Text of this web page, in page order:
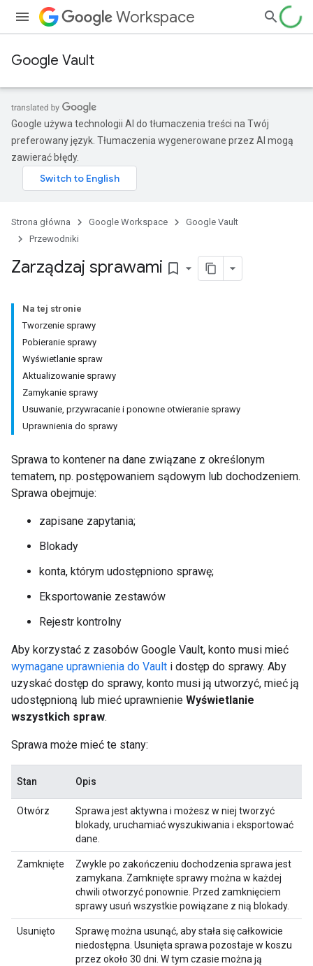
Workspace
Google Vault
Google używa technologii AI do tłumaczenia treści na Twój
preferowany język. Tłumaczenia wygenerowane przez AI mogą
zawierać błędy.
Strona główna Google Workspace
Google Vault
Przewodniki
Zarządzaj sprawami bookmark_border
Na tej stronie
Tworzenie sprawy
Pobieranie sprawy
Wyświetlanie spraw
Aktualizowanie sprawy
Zamykanie sprawy
Usuwanie, przywracanie i ponowne otwieranie sprawy
Uprawnienia do sprawy
Sprawa to kontener na dane związane z określonym
tematem, np. postępowaniem sądowym lub dochodzeniem.
Sprawa obejmuje:
zapisane zapytania;
Blokady
konta, którym udostępniono sprawę;
Eksportowanie zestawów
Rejestr kontrolny
Aby korzystać z zasobów Google Vault, konto musi mieć
wymagane uprawnienia do Vault i dostęp do sprawy. Aby
uzyskać dostęp do sprawy, konto musi ją utworzyć, mieć ją
udostępnioną lub mieć uprawnienie Wyświetlanie
wszystkich spraw.
Sprawa może mieć te stany:
Stan Opis
Otwórz
Sprawa jest aktywna i możesz w niej tworzyć
blokady, uruchamiać wyszukiwania i eksportować
dane.
Zamknięte
Zwykle po zakończeniu dochodzenia sprawa jest
zamykana. Zamknięte sprawy można w każdej
chwili otworzyć ponownie. Przed zamknięciem
sprawy usuń wszystkie powiązane z nią blokady.
Usunięto
Sprawę można usunąć, aby stała się całkowicie
niedostępna. Usunięta sprawa pozostaje w koszu
przez około 30 dni. W tym czasie można ją